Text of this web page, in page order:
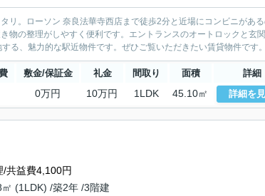
リ。ローソン 奈良法華寺西店まで徒歩2分と近場にコンビニがあ
物の整理がしやすく便利です。エントランスのオートロックと玄
る、魅力的な駅近物件です。ぜひご覧いただきたい賃貸物件です
敷金/保証金 礼金 間取り 面積 詳細
0万円 10万円 1LDK 45.10㎡ 詳細を
/共益費4,100円
(1LDK) /築2年 /3階建